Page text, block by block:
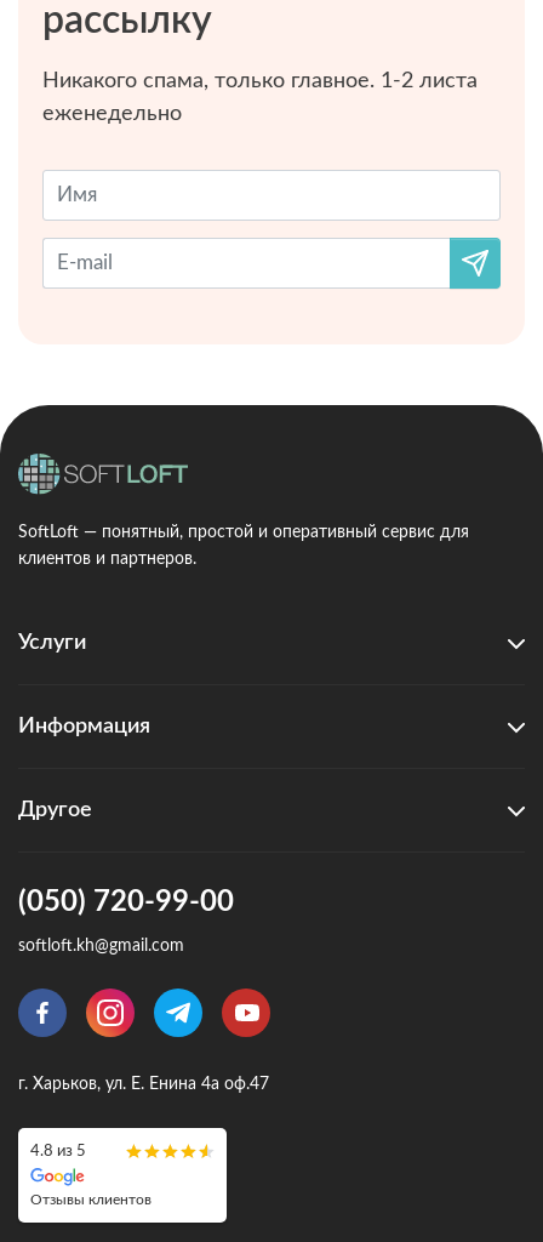
рассылку
Никакого спама, только главное. 1-2 листа
еженедельно
SoftLoft — понятный, простой и оперативный сервис для
клиентов и партнеров.
Услуги
Информация
Другое
(050) 720-99-00
softloft.kh@gmail.com
г. Харьков, ул. Е. Енина 4а оф.47
4.8 из 5
Отзывы клиентов